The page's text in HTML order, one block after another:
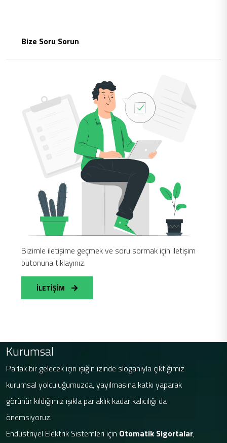
Bize Soru Sorun
Bizimle iletişime geçmek ve soru sormak için iletişim
butonuna tıklayınız.
İLETİŞİM
Kurumsal
Parlak bir gelecek için ışığın izinde sloganıyla çıktığımız
kurumsal yolculuğumuzda, yayılmasına katkı yaparak
görünür kıldığımız ışıkla parlaklık kadar kalıcılığı da
önemsiyoruz.
Endüstriyel Elektrik Sistemleri için Otomatik Sigortalar,